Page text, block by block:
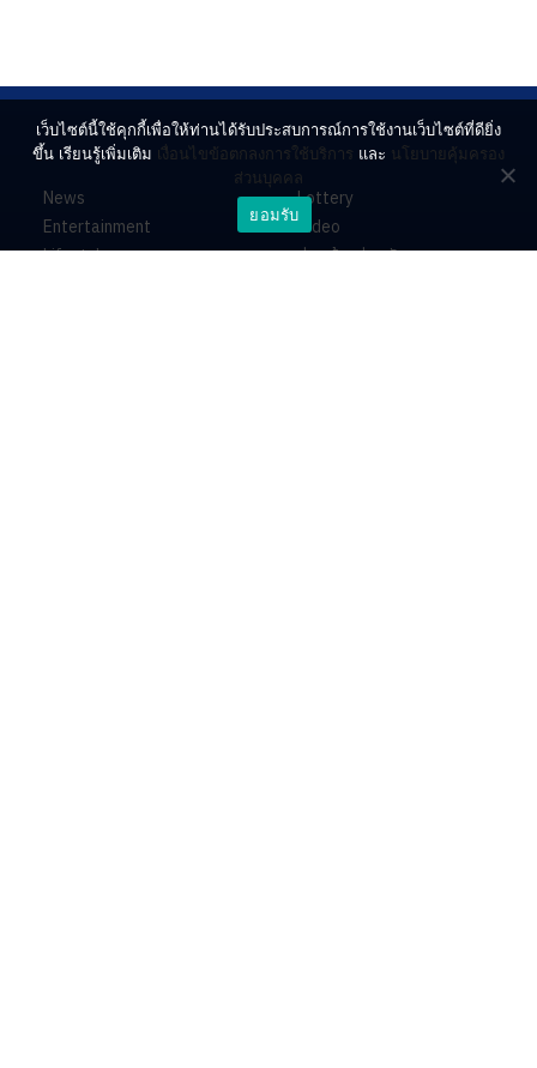
News
Entertainment
Lifestyle
Lottery
Video
ร่วมด้วยช่วยกัน
เว็บไซต์นี้ใช้คุกกี้เพื่อให้ท่านได้รับประสบการณ์การใช้งานเว็บไซต์ที่ดียิ่ง
ขึ้น เรียนรู้เพิ่มเติม เงื่อนไขข้อตกลงการใช้บริการ และ นโยบายคุ้มครอง
ส่วนบุคคล
ยอมรับ